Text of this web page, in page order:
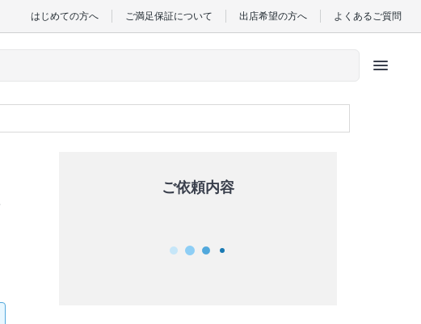
はじめての方へ ご満足保証について 出店希望の方へ よくあるご質問
menu
ご依頼内容